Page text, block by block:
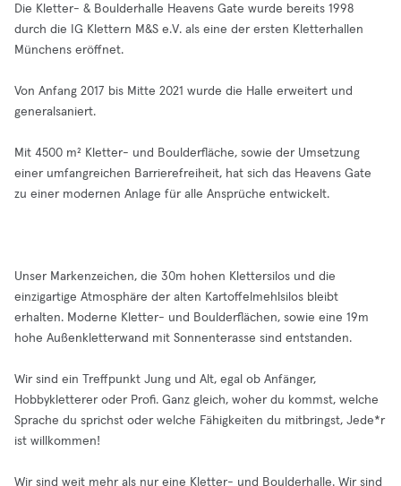
Die Kletter- & Boulderhalle Heavens Gate wurde bereits 1998
durch die IG Klettern M&S e.V. als eine der ersten Kletterhallen
Münchens eröffnet.
Von Anfang 2017 bis Mitte 2021 wurde die Halle erweitert und
generalsaniert.
Mit 4500 m² Kletter- und Boulderfläche, sowie der Umsetzung
einer umfangreichen Barrierefreiheit, hat sich das Heavens Gate
zu einer modernen Anlage für alle Ansprüche entwickelt.
Unser Markenzeichen, die 30m hohen Klettersilos und die
einzigartige Atmosphäre der alten Kartoffelmehlsilos bleibt
erhalten. Moderne Kletter- und Boulderflächen, sowie eine 19m
hohe Außenkletterwand mit Sonnenterasse sind entstanden.
Wir sind ein Treffpunkt Jung und Alt, egal ob Anfänger,
Hobbykletterer oder Profi. Ganz gleich, woher du kommst, welche
Sprache du sprichst oder welche Fähigkeiten du mitbringst, Jede*r
ist willkommen!
Wir sind weit mehr als nur eine Kletter- und Boulderhalle. Wir sind